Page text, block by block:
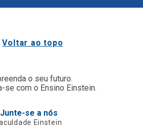
Voltar ao topo
o seu futuro.
se com o Ensino Einstein.
Junte-se a nós
Einstein